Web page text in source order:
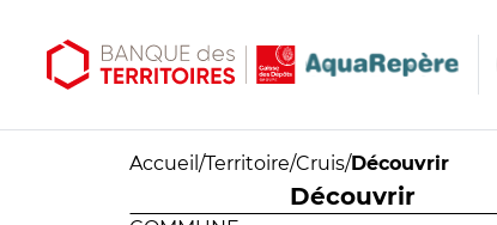
Accueil /Territoire/Cruis/Découvrir
Découvrir